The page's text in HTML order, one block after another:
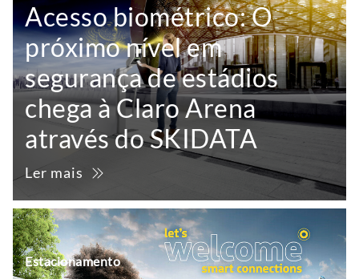
Acesso biométrico: O
próximo nível em
segurança de estádios
chega à Claro Arena
através do SKIDATA
Ler mais
Estacionamento